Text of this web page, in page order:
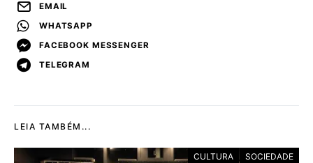
EMAIL
WHATSAPP
FACEBOOK MESSENGER
TELEGRAM
LEIA TAMBÉM...
CULTURA SOCIEDADE